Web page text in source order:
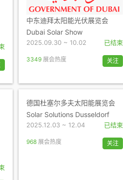
中东迪拜太阳能光伏展览会
Dubai Solar Show
2025.09.30 ~ 10.02 已结束
3349 展会热度 关注
德国杜塞尔多夫太阳能展览会
Solar Solutions Dusseldorf
2025.12.03 ~ 12.04 已结束
968 展会热度 关注